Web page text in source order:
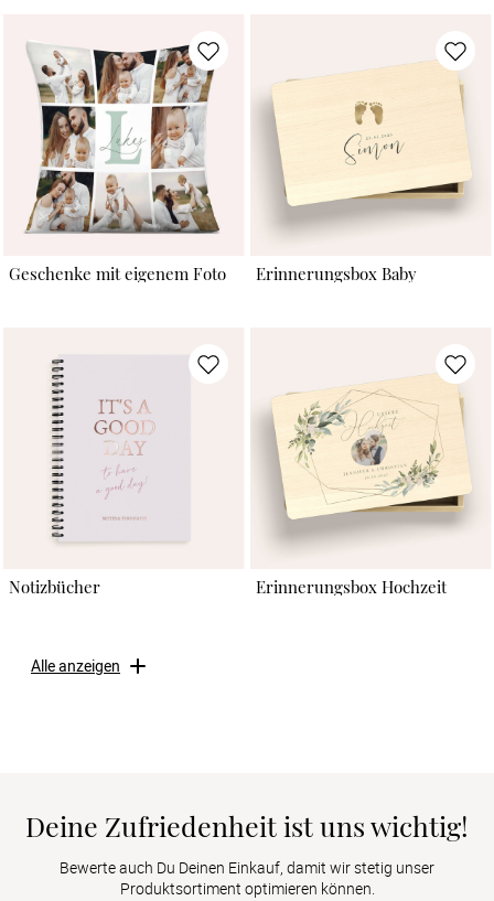
Geschenke mit eigenem Foto Erinnerungsbox Baby
Notizbücher Erinnerungsbox Hochzeit
Alle anzeigen
Deine Zufriedenheit ist uns wichtig!
Bewerte auch Du Deinen Einkauf, damit wir stetig unser
Produktsortiment optimieren können.